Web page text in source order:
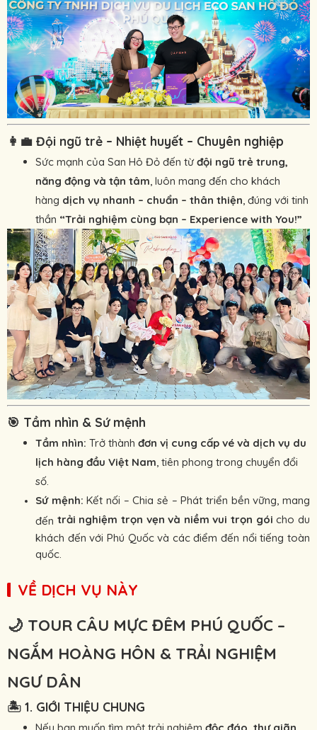
👩‍💼 Đội ngũ trẻ – Nhiệt huyết – Chuyên nghiệp
Sức mạnh của San Hô Đỏ đến từđội ngũ trẻ trung,
năng động và tận tâm, luôn mang đến cho khách
hàng dịch vụ nhanh – chuẩn – thân thiện, đúng với tinh
thần “Trải nghiệm cùng bạn – Experience with You!”
🎯 Tầm nhìn & Sứ mệnh
Tầm nhìn: Trở thành đơn vị cung cấp vé và dịch vụ du
lịch hàng đầu Việt Nam, tiên phong trong chuyển đổi
số.
Sứ mệnh: Kết nối – Chia sẻ – Phát triển bền vững, mang
đến trải nghiệm trọn vẹn và niềm vui trọn gói cho du
khách đến với Phú Quốc và các điểm đến nổi tiếng toàn
quốc.
VỀ DỊCH VỤ NÀY
🌙 TOUR CÂU MỰC ĐÊM PHÚ QUỐC –
NGẮM HOÀNG HÔN & TRẢI NGHIỆM
NGƯ DÂN
🏝 1. GIỚI THIỆU CHUNG